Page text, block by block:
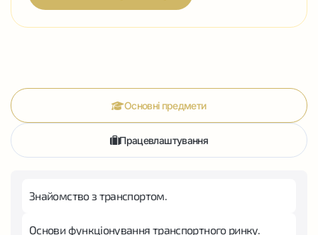
Основні предмети
Працевлаштування
Знайомство з транспортом.
Основи функціонування транспортного ринку.